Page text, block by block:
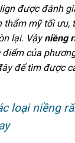
được đánh
thẩm mỹ tối ưu,
lại. Vậyniềng
của
để tìm được
loại niềng